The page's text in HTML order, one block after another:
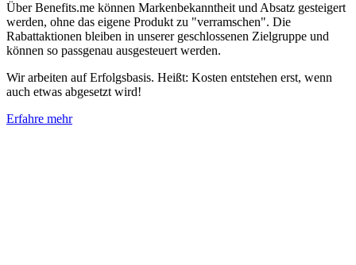
Über Benefits.me können Markenbekanntheit und Absatz gesteigert
werden, ohne das eigene Produkt zu "verramschen". Die
Rabattaktionen bleiben in unserer geschlossenen Zielgruppe und
können so passgenau ausgesteuert werden.
Wir arbeiten auf Erfolgsbasis. Heißt: Kosten entstehen erst, wenn
auch etwas abgesetzt wird!
Erfahre mehr